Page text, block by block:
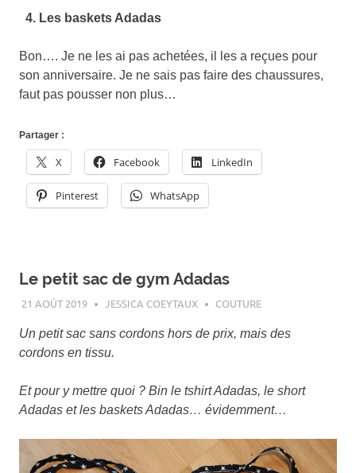
4. Les baskets Adadas
Bon…. Je ne les ai pas achetées, il les a reçues pour
son anniversaire. Je ne sais pas faire des chaussures,
faut pas pousser non plus…
Partager :
X Facebook LinkedIn
Pinterest WhatsApp
Le petit sac de gym Adadas
21 AOÛT 2019 JESSICA COEYTAUX COUTURE
Un petit sac sans cordons hors de prix, mais des
cordons en tissu.
Et pour y mettre quoi ? Bin le tshirt Adadas, le short
Adadas et les baskets Adadas… évidemment…